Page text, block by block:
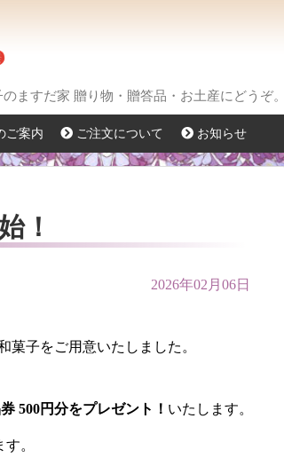
ますだ家 贈り物・贈答品・お土産にどうぞ。
ご案内 ご注文について お知らせ
！
2026年02月06日
子をご用意いたしました。
500円分をプレゼント！ いたします。
。